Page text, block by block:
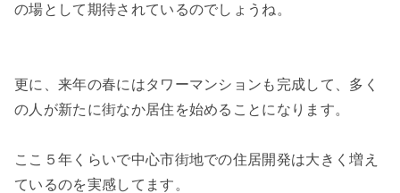
の場として期待されているのでしょうね。
更に、来年の春にはタワーマンションも完成して、多く
の人が新たに街なか居住を始めることになります。
ここ５年くらいで中心市街地での住居開発は大きく増え
ているのを実感してます。